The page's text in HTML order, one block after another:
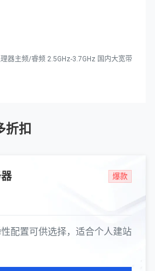
器主频/睿频 2.5GHz-3.7GHz 国内大宽带
折扣
爆款
配置可供选择，适合个人建站